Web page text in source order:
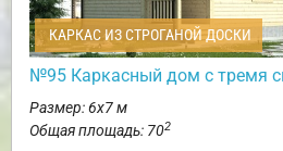
КАРКАС ИЗ СТРОГАНОЙ ДОСКИ
№95 Каркасный дом с тремя
Размер: 6х7 м
Общая площадь: 702